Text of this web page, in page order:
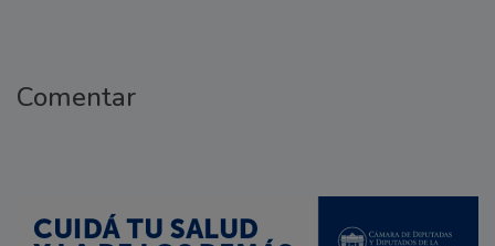
Comentar